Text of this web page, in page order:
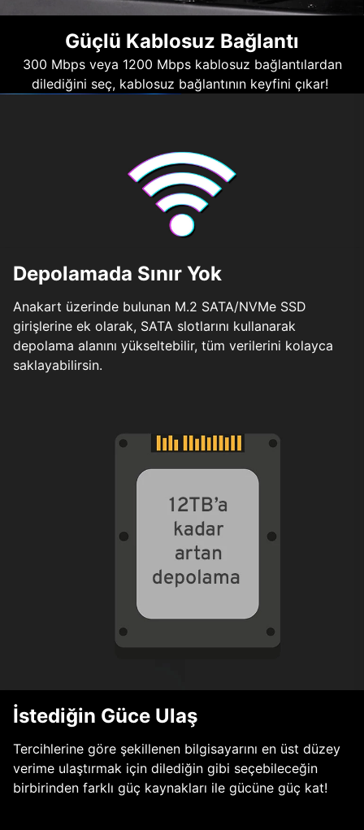
Güçlü Kablosuz Bağlantı
300 Mbps veya 1200 Mbps kablosuz bağlantılardan
dilediğini seç, kablosuz bağlantının keyfini çıkar!
Depolamada Sınır Yok
Anakart üzerinde bulunan M.2 SATA/NVMe SSD
girişlerine ek olarak, SATA slotlarını kullanarak
depolama alanını yükseltebilir, tüm verilerini kolayca
saklayabilirsin.
İstediğin Güce Ulaş
Tercihlerine göre şekillenen bilgisayarını en üst düzey
verime ulaştırmak için dilediğin gibi seçebileceğin
birbirinden farklı güç kaynakları ile gücüne güç kat!